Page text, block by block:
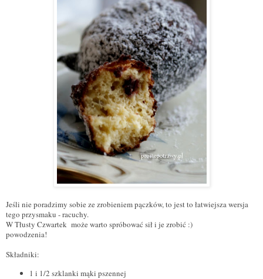
Jeśli nie poradzimy sobie ze zrobieniem pączków, to jest to łatwiejsza wersja
tego przysmaku - racuchy.
W Tłusty Czwartek może warto spróbować sił i je zrobić :)
powodzenia!
Składniki:
1 i 1/2 szklanki mąki pszennej